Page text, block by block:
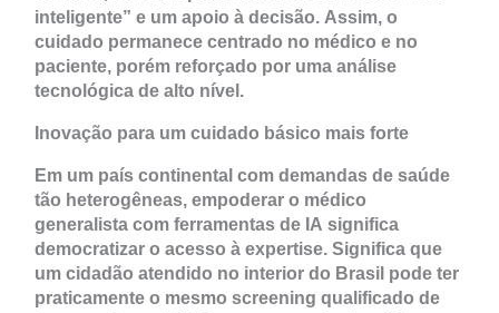
inteligente” e um apoio à decisão. Assim, o
cuidado permanece centrado no médico e no
paciente, porém reforçado por uma análise
tecnológica de alto nível.
Inovação para um cuidado básico mais forte
Em um país continental com demandas de saúde
tão heterogêneas, empoderar o médico
generalista com ferramentas de IA significa
democratizar o acesso à expertise. Significa que
um cidadão atendido no interior do Brasil pode ter
praticamente o mesmo screening qualificado de